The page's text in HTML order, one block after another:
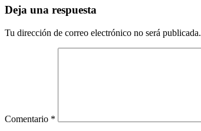
Deja una respuesta
Tu dirección de correo electrónico no será publicada.
Comentario *